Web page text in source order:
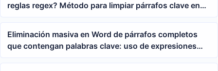
reglas regex? Método para limpiar párrafos clave en
doc/docx por lotes
Eliminación masiva en Word de párrafos completos
que contengan palabras clave: uso de expresiones
comodín para limpiar párrafos de apéndices en docx